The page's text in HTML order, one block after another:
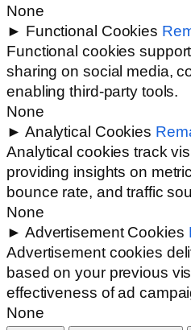
None
► Functional Cookies
Functional cookies
sharing on social media,
enabling third-party tools.
None
► Analytical Cookies
Analytical cookies track
providing insights on
bounce rate, and traffic
None
► Advertisement Cookies
Advertisement cookies
based on your previous
effectiveness of ad
None